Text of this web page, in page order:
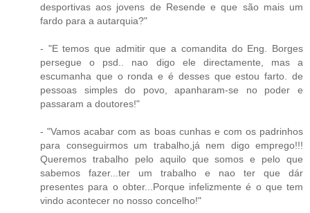
desportivas aos jovens de Resende e que são mais um
fardo para a autarquia?"
- "E temos que admitir que a comandita do Eng. Borges
persegue o psd.. nao digo ele directamente, mas a
escumanha que o ronda e é desses que estou farto. de
pessoas simples do povo, apanharam-se no poder e
passaram a doutores!"
- "Vamos acabar com as boas cunhas e com os padrinhos
para conseguirmos um trabalho,já nem digo emprego!!!
Queremos trabalho pelo aquilo que somos e pelo que
sabemos fazer...ter um trabalho e nao ter que dár
presentes para o obter...Porque infelizmente é o que tem
vindo acontecer no nosso concelho!"